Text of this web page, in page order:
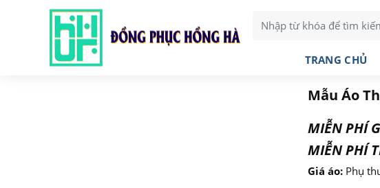
TRANG CHỦ
Mẫu Áo
MIỄN PHÍ
MIỄN PHÍ
Giá áo:Phụ